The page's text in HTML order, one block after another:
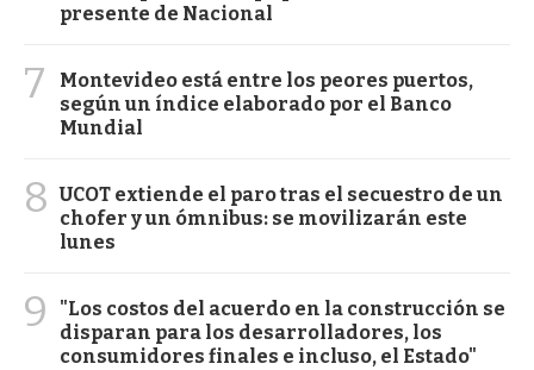
presente de Nacional
7
Montevideo está entre los peores puertos,
según un índice elaborado por el Banco
Mundial
8 UCOT extiende el paro tras el secuestro de un
chofer y un ómnibus: se movilizarán este
lunes
9
"Los costos del acuerdo en la construcción se
disparan para los desarrolladores, los
consumidores finales e incluso, el Estado"